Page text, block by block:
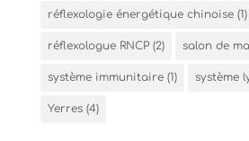
réflexologie énergétique chinoise(1)
réflexologue RNCP(2) salon de
système immunitaire(1) système
Yerres(4)